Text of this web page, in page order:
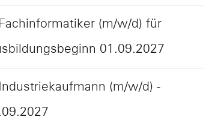
(m/w/d) für
01.09.2027
(m/w/d) -